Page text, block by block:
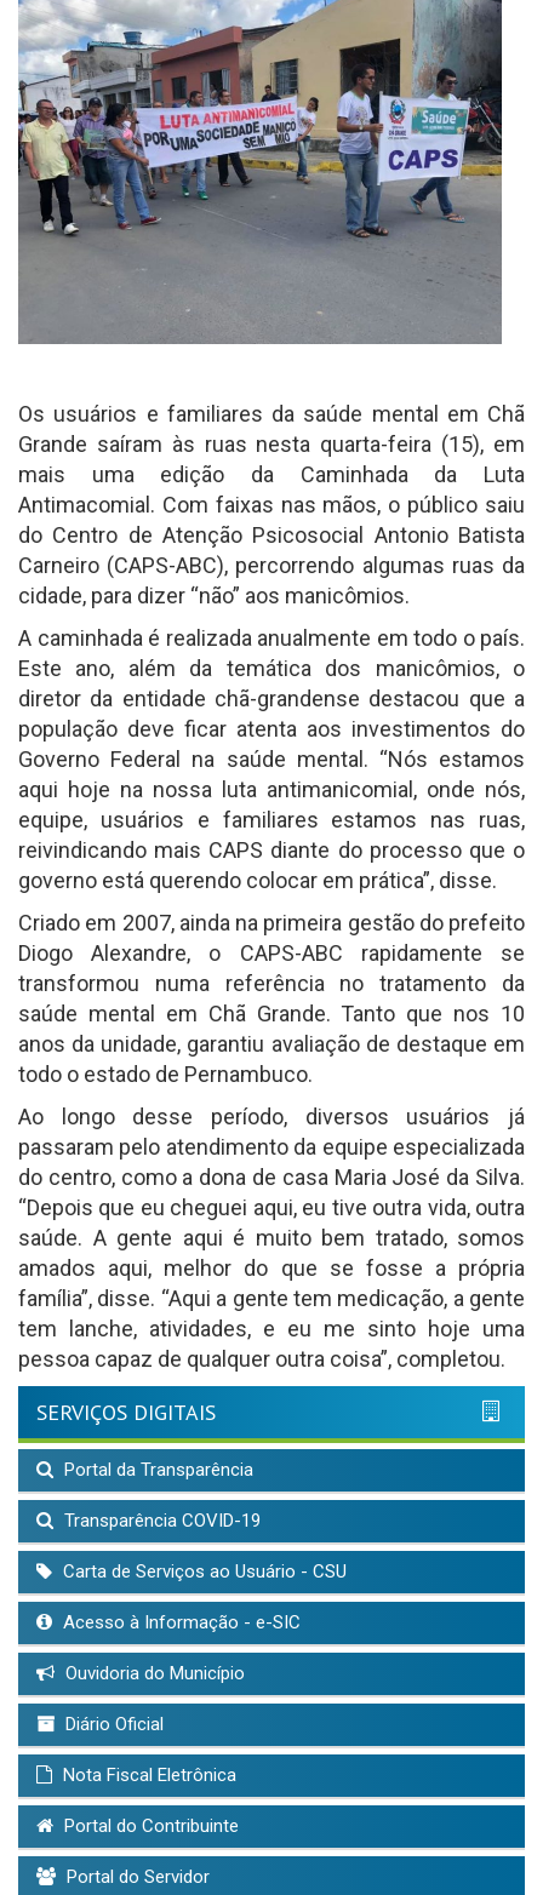
Os usuários e familiares da saúde mental em Chã
Grande saíram às ruas nesta quarta-feira (15), em
mais uma edição da Caminhada da Luta
Antimacomial. Com faixas nas mãos, o público saiu
do Centro de Atenção Psicosocial Antonio Batista
Carneiro (CAPS-ABC), percorrendo algumas ruas da
cidade, para dizer “não” aos manicômios.
A caminhada é realizada anualmente em todo o país.
Este ano, além da temática dos manicômios, o
diretor da entidade chã-grandense destacou que a
população deve ficar atenta aos investimentos do
Governo Federal na saúde mental. “Nós estamos
aqui hoje na nossa luta antimanicomial, onde nós,
equipe, usuários e familiares estamos nas ruas,
reivindicando mais CAPS diante do processo que o
governo está querendo colocar em prática”, disse.
Criado em 2007, ainda na primeira gestão do prefeito
Diogo Alexandre, o CAPS-ABC rapidamente se
transformou numa referência no tratamento da
saúde mental em Chã Grande. Tanto que nos 10
anos da unidade, garantiu avaliação de destaque em
todo o estado de Pernambuco.
Ao longo desse período, diversos usuários já
passaram pelo atendimento da equipe especializada
do centro, como a dona de casa Maria José da Silva.
“Depois que eu cheguei aqui, eu tive outra vida, outra
saúde. A gente aqui é muito bem tratado, somos
amados aqui, melhor do que se fosse a própria
família”, disse. “Aqui a gente tem medicação, a gente
tem lanche, atividades, e eu me sinto hoje uma
pessoa capaz de qualquer outra coisa”, completou.
SERVIÇOS DIGITAIS
Portal da Transparência
Transparência COVID-19
Carta de Serviços ao Usuário - CSU
Acesso à Informação - e-SIC
Ouvidoria do Município
Diário Oficial
Nota Fiscal Eletrônica
Portal do Contribuinte
Portal do Servidor